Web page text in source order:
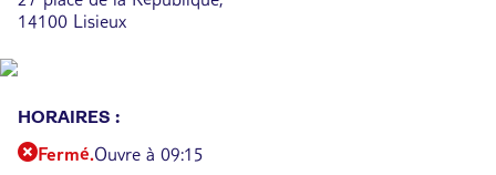
14100 Lisieux
HORAIRES :
Fermé.Ouvre à 09:15